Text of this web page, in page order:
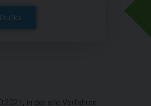
in der alle Verfahren